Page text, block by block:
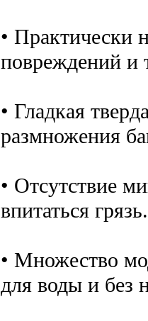
• Практически
повреждений и
• Гладкая
размножения
• Отсутствие
впитаться грязь.
• Множество
для воды и без